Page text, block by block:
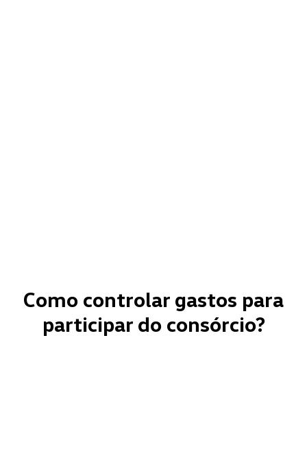
Como controlar gastos para
participar do consórcio?